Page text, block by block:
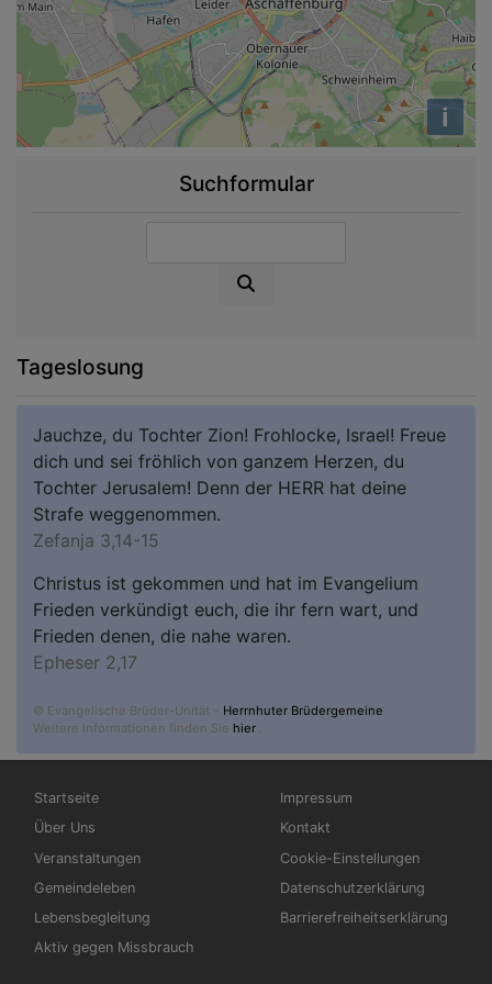
i
Suchformular
Tageslosung
Jauchze, du Tochter Zion! Frohlocke, Israel! Freue
dich und sei fröhlich von ganzem Herzen, du
Tochter Jerusalem! Denn der HERR hat deine
Strafe weggenommen.
Zefanja 3,14-15
Christus ist gekommen und hat im Evangelium
Frieden verkündigt euch, die ihr fern wart, und
Frieden denen, die nahe waren.
Epheser 2,17
© Evangelische Brüder-Unität – Herrnhuter Brüdergemeine
Weitere Informationen finden Sie hier .
Hauptnavigation
Startseite
Über Uns
Veranstaltungen
Gemeindeleben
Lebensbegleitung
Aktiv gegen Missbrauch
Fußbereichsmenü
Impressum
Kontakt
Cookie-Einstellungen
Datenschutzerklärung
Barrierefreiheitserklärung